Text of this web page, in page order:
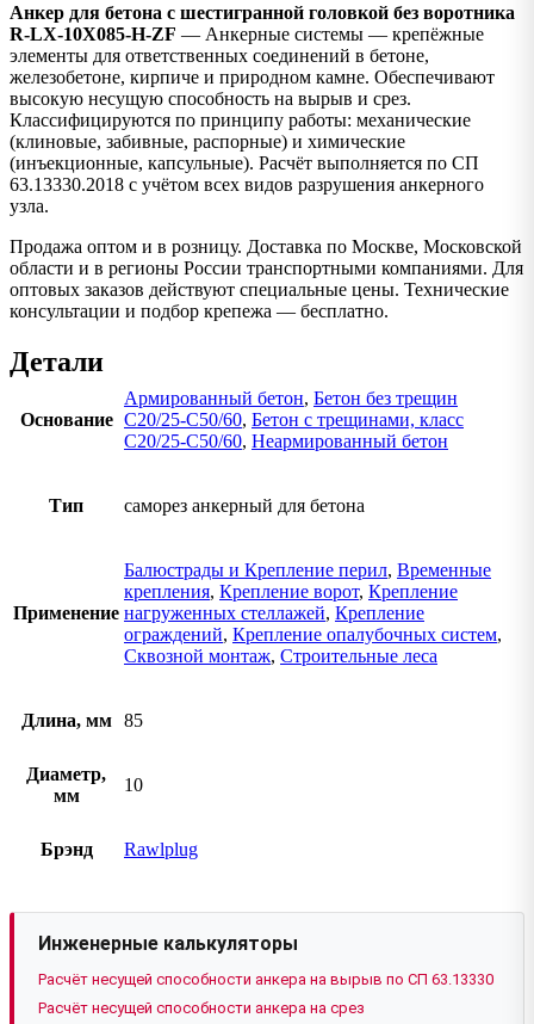
Анкер для бетона с шестигранной головкой без воротника
R-LX-10X085-H-ZF — Анкерные системы — крепёжные
элементы для ответственных соединений в бетоне,
железобетоне, кирпиче и природном камне. Обеспечивают
высокую несущую способность на вырыв и срез.
Классифицируются по принципу работы: механические
(клиновые, забивные, распорные) и химические
(инъекционные, капсульные). Расчёт выполняется по СП
63.13330.2018 с учётом всех видов разрушения анкерного
узла.
Продажа оптом и в розницу. Доставка по Москве, Московской
области и в регионы России транспортными компаниями. Для
оптовых заказов действуют специальные цены. Технические
консультации и подбор крепежа — бесплатно.
Детали
Основание
Армированный бетон, Бетон без трещин
C20/25-C50/60, Бетон с трещинами, класс
C20/25-C50/60, Неармированный бетон
Тип саморез анкерный для бетона
Применение
Балюстрады и Крепление перил, Временные
крепления, Крепление ворот, Крепление
нагруженных стеллажей, Крепление
ограждений, Крепление опалубочных систем,
Сквозной монтаж, Строительные леса
Длина, мм 85
Диаметр,
мм
10
Брэнд Rawlplug
Инженерные калькуляторы
Расчёт несущей способности анкера на вырыв по СП 63.13330
Расчёт несущей способности анкера на срез